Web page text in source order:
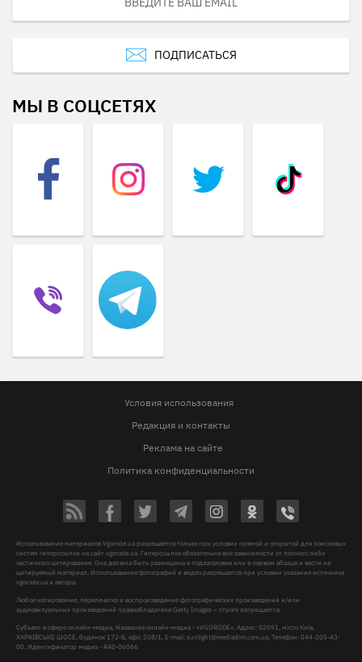
ПОДПИСАТЬСЯ
МЫ В СОЦСЕТЯХ
Условия использования
Редакция и контакты
Реклама на сайте
Политика конфиденциальности
Использование материалов Vgorode.ua разрешается только при условии прямой и открытой для поисковых
систем гиперссылки на сайт vgorode.ua. Гиперссылка обязательна вне зависимости от полного либо
частичного цитирования. Она должна быть размещена в подзаголовке или в первом абзаце и вести на
цитируемый материал. Использование фотографий и видео разрешается при условии указания источника
vgorode.ua и автора.
Любое копирование, перепечатка и воспроизведение фотографических произведений и/или
аудиовизуальных произведений правообладателя Getty Images – строго запрещается.
Субъект в сфере онлайн-медиа, Название онлайн-медиа - «VGORODE», Адрес: 02091, місто Київ,
ХАРКІВСЬКЕ ШОСЕ, будинок 172-Б, офіс 208/1, E-mail:sunlight@mediadim.com.ua , Телефон: 044-205-43-
00, Идентификатор медиа - R40-06066